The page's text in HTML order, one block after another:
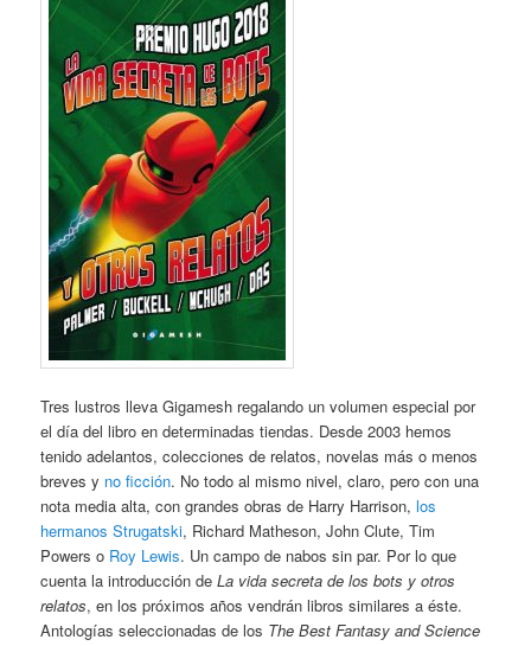
Tres lustros lleva Gigamesh regalando un volumen especial por
el día del libro en determinadas tiendas. Desde 2003 hemos
tenido adelantos, colecciones de relatos, novelas más o menos
breves y no ficción. No todo al mismo nivel, claro, pero con una
nota media alta, con grandes obras de Harry Harrison,los
hermanos Strugatski, Richard Matheson, John Clute, Tim
Powers o Roy Lewis. Un campo de nabos sin par. Por lo que
cuenta la introducción deLa vida secreta de los bots y otros
relatos, en los próximos años vendrán libros similares a éste.
Antologías seleccionadas de los The Best Fantasy and Science